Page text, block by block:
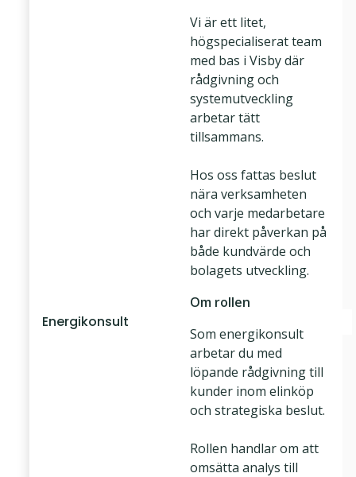
Energikonsult
Vi är ett litet,
högspecialiserat team
med bas i Visby där
rådgivning och
systemutveckling
arbetar tätt
tillsammans.
Hos oss fattas beslut
nära verksamheten
och varje medarbetare
har direkt påverkan på
både kundvärde och
bolagets utveckling.
Om rollen
Som energikonsult
arbetar du med
löpande rådgivning till
kunder inom elinköp
och strategiska beslut.
Rollen handlar om att
omsätta analys till